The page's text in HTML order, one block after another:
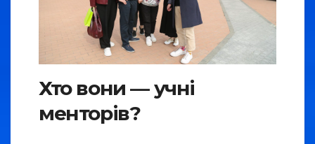
Хто вони — учні
менторів?